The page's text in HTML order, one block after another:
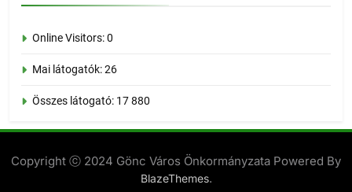
Online Visitors:0
Mai látogatók:26
Összes látogató: 17 880
Copyright ⓒ 2024 Gönc Város Önkormányzata Powered By
BlazeThemes.